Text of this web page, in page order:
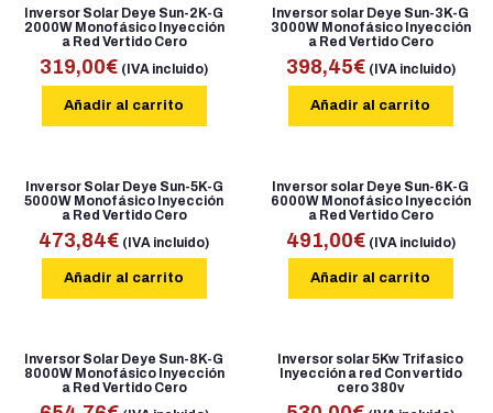
Estructuras solares
Estación de Energía Portatil
Estabilizadores
Accesorios solares
Grupo Electrógenos
LIQUIDACIÓN
Inversor Solar Deye Sun-2K-G
2000W Monofásico Inyección
a Red Vertido Cero
319,00€ (IVA incluido)
Añadir al carrito
Inversor solar Deye Sun-3K-G
3000W Monofásico Inyección
a Red Vertido Cero
398,45€ (IVA incluido)
Añadir al carrito
Inversor Solar Deye Sun-5K-G
5000W Monofásico Inyección
a Red Vertido Cero
473,84€ (IVA incluido)
Añadir al carrito
Inversor solar Deye Sun-6K-G
6000W Monofásico Inyección
a Red Vertido Cero
491,00€ (IVA incluido)
Añadir al carrito
Inversor Solar Deye Sun-8K-G
8000W Monofásico Inyección
a Red Vertido Cero
Inversor solar 5Kw Trifasico
Inyección a red Con vertido
cero 380v